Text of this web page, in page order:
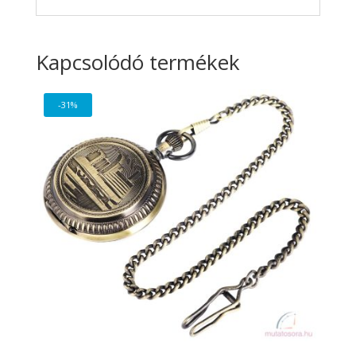
Kapcsolódó termékek
-31%